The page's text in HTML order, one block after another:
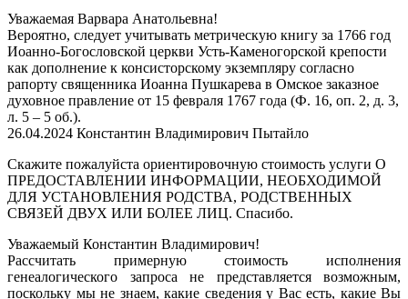
Уважаемая Варвара Анатольевна!
Вероятно, следует учитывать метрическую книгу за 1766 год
Иоанно-Богословской церкви Усть-Каменогорской крепости
как дополнение к консисторскому экземпляру согласно
рапорту священника Иоанна Пушкарева в Омское заказное
духовное правление от 15 февраля 1767 года (Ф. 16, оп. 2, д. 3,
л. 5 – 5 об.).
26.04.2024 Константин Владимирович Пытайло
Скажите пожалуйста ориентировочную стоимость услуги О
ПРЕДОСТАВЛЕНИИ ИНФОРМАЦИИ, НЕОБХОДИМОЙ
ДЛЯ УСТАНОВЛЕНИЯ РОДСТВА, РОДСТВЕННЫХ
СВЯЗЕЙ ДВУХ ИЛИ БОЛЕЕ ЛИЦ. Спасибо.
Уважаемый Константин Владимирович!
Рассчитать примерную стоимость исполнения
генеалогического запроса не представляется возможным,
поскольку мы не знаем, какие сведения у Вас есть, какие Вы